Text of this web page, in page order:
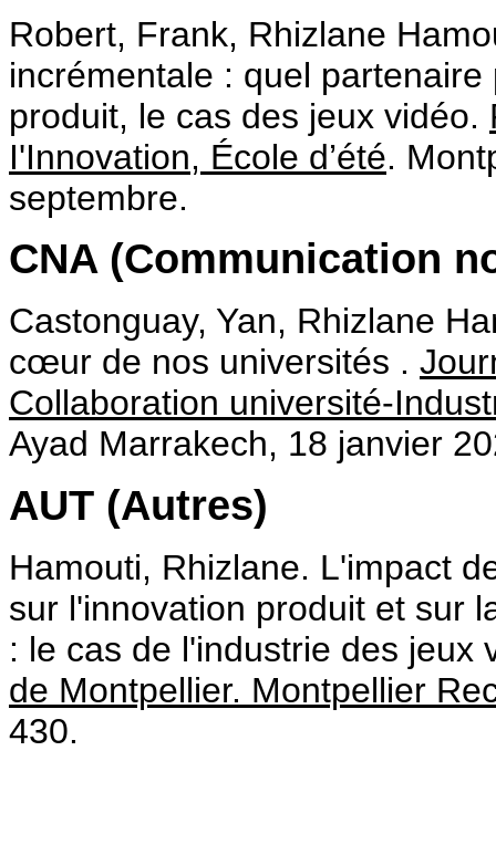
Robert, Frank, Rhizlane
incrémentale : quel partenaire
produit, le cas des jeux vidéo.
I'Innovation, École d’été.
septembre.
CNA (Communication
Castonguay, Yan, Rhizlane
cœur de nos universités .
Collaboration université-
Ayad Marrakech, 18 janvier
AUT (Autres)
Hamouti, Rhizlane. L'impact
sur l'innovation produit et sur
: le cas de l'industrie des jeux
de Montpellier. Montpellier
430.